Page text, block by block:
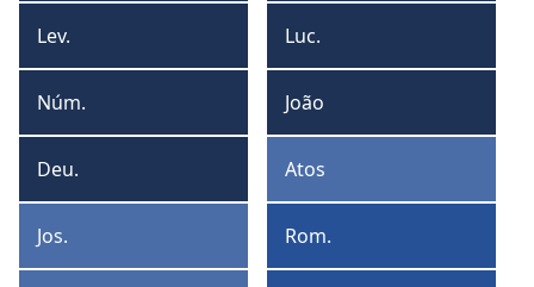
Levítico
Lev.
Números
Núm.
Deuteronômio
Deu.
Josué
Jos.
Lucas
Luc.
João
João
Atos
Atos
Romanos
Rom.